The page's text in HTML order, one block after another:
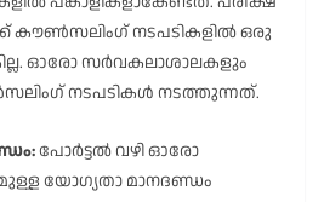
കൗൺസലിംഗ് നടപടികളിൽ ഒരു
ഓരോ സർവകലാശാലകളും
നടപടികൾ നടത്തുന്നത്.
പോർട്ടൽ വഴി ഓരോ
യോഗ്യതാ മാനദണ്ഡം